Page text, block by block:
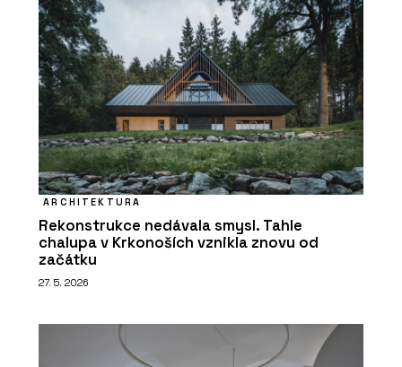
ARCHITEKTURA
Rekonstrukce nedávala smysl. Tahle
chalupa v Krkonoších vznikla znovu od
začátku
27. 5. 2026